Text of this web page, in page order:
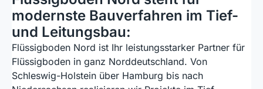
modernste Bau­ver­fahren im Tief-
und Lei­tungs­bau:
Flüssigboden Nord ist Ihr leistungsstarker Partner für
Flüssigboden in ganz Norddeutschland. Von
Schleswig-Holstein über Hamburg bis nach